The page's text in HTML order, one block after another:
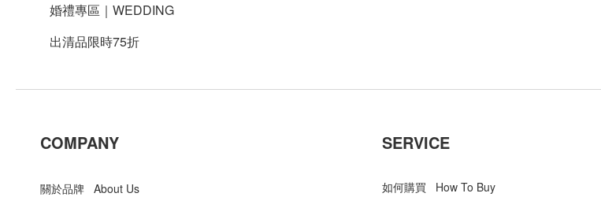
婚禮專區｜WEDDING
出清品限時75折
COMPANY
關於品牌 About Us
SERVICE
如何購買 How To Buy